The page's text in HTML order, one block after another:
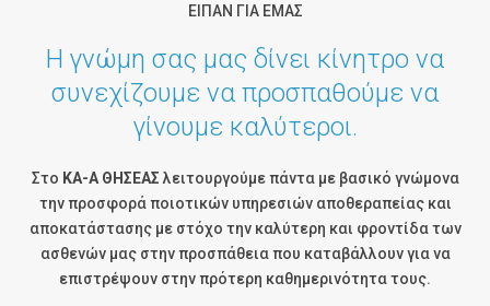
ΕΙΠΑΝ ΓΙΑ ΕΜΑΣ
Η γνώμη σας μας δίνει κίνητρο να
συνεχίζουμε να προσπαθούμε να
γίνουμε καλύτεροι.
Στο ΚΑ-Α ΘΗΣΕΑΣ λειτουργούμε πάντα με βασικό γνώμονα
την προσφορά ποιοτικών υπηρεσιών αποθεραπείας και
αποκατάστασης με στόχο την καλύτερη και φροντίδα των
ασθενών μας στην προσπάθεια που καταβάλλουν για να
επιστρέψουν στην πρότερη καθημερινότητα τους.